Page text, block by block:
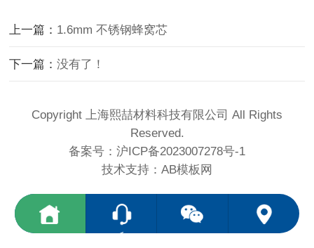
上一篇： 1.6mm 不锈钢蜂窝芯
下一篇：没有了！
Copyright 上海熙喆材料科技有限公司 All Rights
Reserved.
备案号： 沪ICP备2023007278号-1
技术支持： AB模板网
<